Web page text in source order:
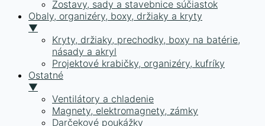
Zostavy, sady a stavebnice súčiastok
Obaly, organizéry, boxy, držiaky a kryty
▼
Kryty, držiaky, prechodky, boxy na batérie,
násady a akryl
Projektové krabičky, organizéry, kufríky
Ostatné
▼
Ventilátory a chladenie
Magnety, elektromagnety, zámky
Darčekové poukážky